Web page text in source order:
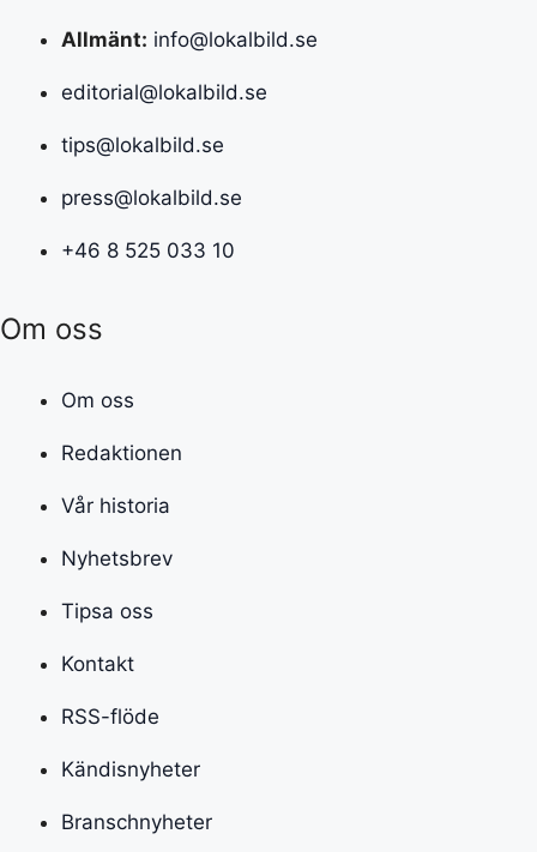
Allmänt: info@lokalbild.se
editorial@lokalbild.se
tips@lokalbild.se
press@lokalbild.se
+46 8 525 033 10
Om oss
Om oss
Redaktionen
Vår historia
Nyhetsbrev
Tipsa oss
Kontakt
RSS-flöde
Kändisnyheter
Branschnyheter